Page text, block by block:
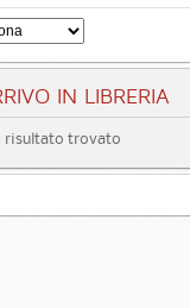
IN LIBRERIA
risultato trovato